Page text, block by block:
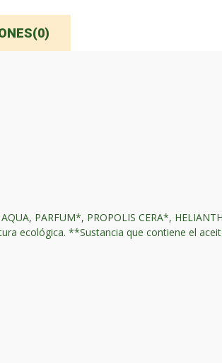
PARFUM*, PROPOLIS CERA*,
ecológica. **Sustancia que contiene el